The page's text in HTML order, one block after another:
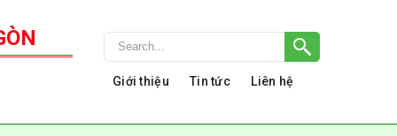
Giới thiệu Tin tức Liên hệ